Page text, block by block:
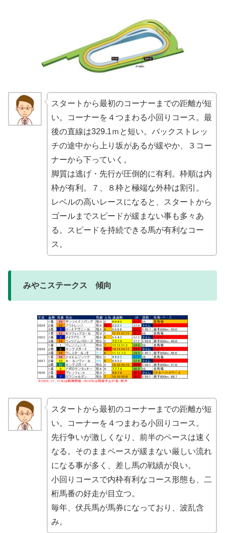
スタートから最初のコーナーまでの距離が短
い。コーナーを４つまわる小回りコース。 最
後の直線は329.1ｍと短い。バックストレッ
チの途中から上り坂があるが緩やか、３コー
ナーから下っていく。
脚質は逃げ・先行が圧倒的に有利。枠順は内
枠が有利。７、８枠と極端な外枠は割引。
レベルの高いレースになると、スタートから
ゴールまでスピードが緩まない事も多々あ
る。スピードを持続できる馬が有利なコー
ス。
みやこステークス 傾向
スタートから最初のコーナーまでの距離が短
い。コーナーを４つまわる小回りコース。
先行争いが激しくなり、前半のペースは速く
なる。そのままペースが緩まない厳しい流れ
になる事が多く、差し馬の戦績が良い。
小回りコースで内枠有利なコース形態も、二
桁馬番の好走が目立つ。
毎年、伏兵馬が馬券になっており、波乱含
み。